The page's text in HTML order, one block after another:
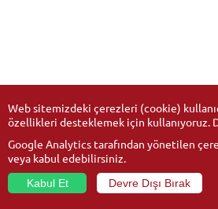
Web sitemizdeki çerezleri (cookie)
özellikleri desteklemek için kullanıyoruz.
Google Analytics tarafından yönetilen
veya kabul edebilirsiniz.
Kabul Et
Devre Dışı Bırak
© 2026Anadolu Üniversitesi-